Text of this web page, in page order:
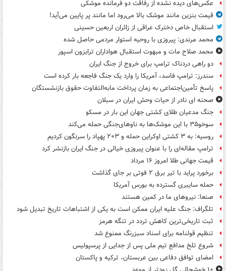
عکس‌های دیده نشده از رفاقت دو فرمانده‌ موشکی
قیمت بنزین مانند موشک بالا می‌رود اما مانند پر پایین می‌آید!
استقبال خاص دخترک عراقی از زائران اربعین حسینی
محمد مرندی: پیروزی با روحیه استوار مردمی حاصل شده
محمد صلاح مات و مبهوت استقبال هواداران ترابزون اسپور
دو راهی دردناک ترامپ برای خروج از جنگ ایران
سندرز: ترامپ فاسد، آمریکا را وارد یک جنگ فاجعه بار کرده است
پاسخ تأمین‌اجتماعی به زمان پرداخت مابه‌التفاوت حقوق بازنشستگان
صحنه ای نادر از حیات وحش ایران در سبلان
جنگ مدعیان طلای کشتی جهان این بار در مسکو
سوخو۳۵ با این موشک‌ها به ناوهای‌جنگی حمله می‌کند
روسیه: به ۳ کشتی اوکراین حمله و ۲۰۳ پهپاد را سرنگون کردیم
ترامپ مقاله‌ای را با عنوان پیروزی خیالی در جنگ ایران بازنشر کرد
قیمت جهانی طلا امروز ۱۶ مرداد
برخورد پراید با تیر برق ۲ فوتی بر جای گذاشت
حمله سایبری گسترده به بورس آمریکا
صنعا: نیروهای ما در کمین‌ هستند
تلگراف: جنگ علیه ایران ممکن است به یکی از اشتباهات تاریخ تبدیل شود
ثبت تاریخی‌ترین کاهش تردد در تنگه هرمز
تنظیم قولنامه برای اسناد سبزرنگ ممنوع شد
شروع تلخ مدافع تیم ملی پس از جدایی از پرسپولیس
امضای توافق دفاعی بین عربستان، ترکیه و پاکستان